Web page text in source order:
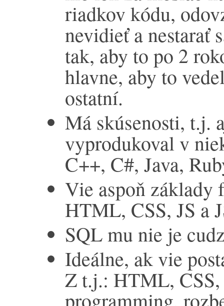
riadkov kódu,
nevidieť a nestarať
tak, aby to po 2
hlavne, aby to
ostatní.
Má skúsenosti, t.j.
vyprodukoval v
C++, C#, Java,
Vie aspoň základy
HTML, CSS, JS a
SQL mu nie je
Ideálne, ak vie
Z t.j.: HTML, CSS,
programming,